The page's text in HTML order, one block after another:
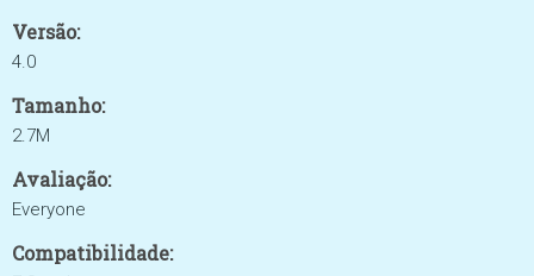
Versão:
4.0
Tamanho:
2.7M
Avaliação:
Everyone
Compatibilidade: